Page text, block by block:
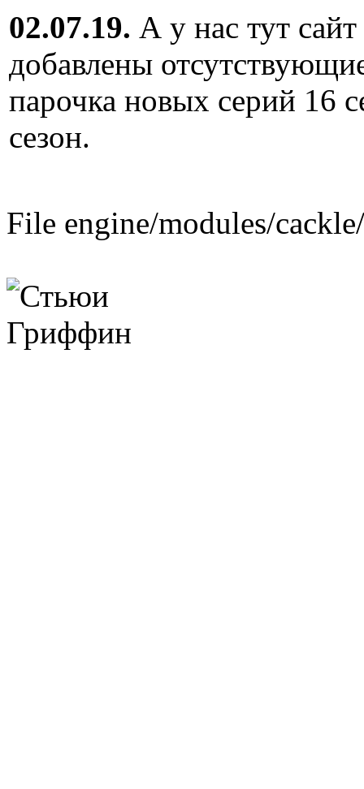
02.07.19. А у нас тут
добавлены
парочка новых серий 16
сезон.
File engine/modules/